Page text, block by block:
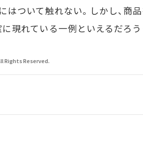
はついて触れない。しかし、商
現れている一例といえるだろう（
Rights Reserved.